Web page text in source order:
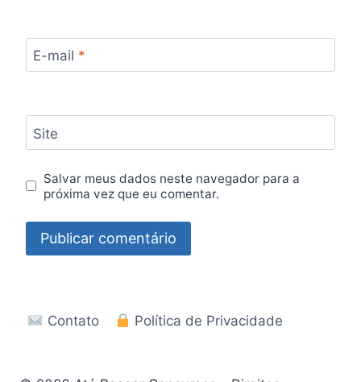
E-mail *
Site
Salvar meus dados neste navegador para a
próxima vez que eu comentar.
Contato Política de Privacidade